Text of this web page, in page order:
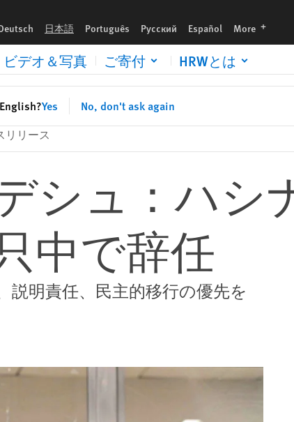
日本語 Português Русский Español More languages
ビデオ＆写真 ご寄付 HRWとは
Yes No, don't ask again
リリース
シュ：ハシ
中で辞任
説明責任、民主的移行の優先を